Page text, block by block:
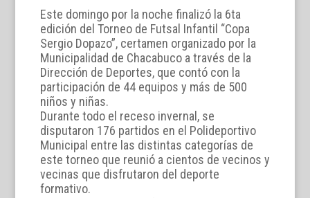
Este domingo por la noche finalizó la 6ta
edición del Torneo de Futsal Infantil “Copa
Sergio Dopazo”, certamen organizado por la
Municipalidad de Chacabuco a través de la
Dirección de Deportes, que contó con la
participación de 44 equipos y más de 500
niños y niñas.
Durante todo el receso invernal, se
disputaron 176 partidos en el Polideportivo
Municipal entre las distintas categorías de
este torneo que reunió a cientos de vecinos y
vecinas que disfrutaron del deporte
formativo.